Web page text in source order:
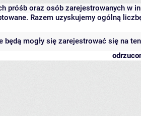
próśb oraz osób zarejestrowanych w
Razem uzyskujemy ogólną
mogły się zarejestrować się na